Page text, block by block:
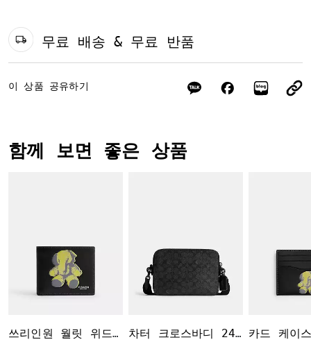
무료 배송 & 무료 반품
이 상품 공유하기
함께 보면 좋은 상품
쓰리인원 월릿 위드 엘리 그래픽 차터 크로스바디 24 인 시그니처 캔버스